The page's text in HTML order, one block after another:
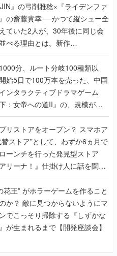
』の弓削雅稔×『ライデンファ
の齋藤貴幸──かつて縦シュー全
ていた2人が、30年後に同じ会
べる理由とは。新作
EXTREME』で初タッグを組
ンド2人に訊く開発秘話
分、ルート分岐100種類以
始5日で100万本を売った、中国
ンタラクティブドラマゲーム
：女帝への道II』の、規模が違
をプロデューサーに聞いた
ストアをオープン？ スマホア
替ストア”として、わずか6ヵ月で
ーンチを行った発見型ストア
リーナ！』仕掛け人に話を聞い
花王” がホラーゲームを作ること
ないようにマ
でこっそり掃除する『しずかな
が生まれるまで【開発座談会】